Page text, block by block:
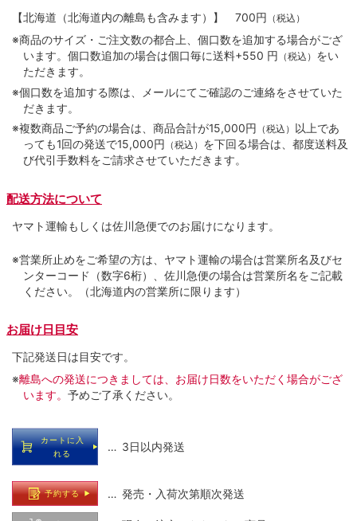
【北海道（北海道内の離島も含みます）】 700円 （税込）
※商品のサイズ・ご注文数の都合上、個口数を追加する場合がござ
います。個口数追加の場合は個口毎に送料+550 円 （税込） をい
ただきます。
※個口数を追加する際は、メールにてご確認のご連絡をさせていた
だきます。
※複数商品ご予約の場合は、商品合計が15,000円 （税込） 以上であ
っても1回の発送で15,000円 （税込） を下回る場合は、都度送料及
び代引手数料をご請求させていただきます。
配送方法について
ヤマト運輸もしくは佐川急便でのお届けになります。
※営業所止めをご希望の方は、ヤマト運輸の場合は営業所名及びセ
ンターコード（数字6桁）、佐川急便の場合は営業所名をご記載
ください。（北海道内の営業所に限ります）
お届け日目安
下記発送日は目安です。
※離島への発送につきましては、お届け日数をいただく場合がござ
います。 予めご了承ください。
カートに入
れる
… 3日以内発送
予約する … 発売・入荷次第順次発送